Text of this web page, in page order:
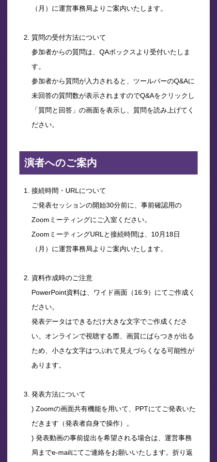
（月）に運営事務局よりご案内いたします。
質問の受付方法について
参加者からの質問は、QAボックスより受付いたしま
す。
参加者から質問が入力されると、ツールバーのQ&Aに
未回答の質問数が表示されますのでQ&Aをクリックし
「質問と回答」の画面を表示し、質問を読み上げてく
ださい。
演者へのご案内
接続時間・URLについて
ご発表セッションの開始30分前に、事前確認用の
Zoomミーティングにご入室ください。
ZoomミーティングURLと接続時間は、10月18日
（月）に運営事務局よりご案内いたします。
資料作成時のご注意
PowerPoint資料は、ワイド画面（16:9）にてご作成く
ださい。
発表データはできるだけ大きな文字でご作成くださ
い。オンラインで視聴する際、画質にばらつきが出る
ため、小さな文字はつぶれて見えづらくなる可能性が
あります。
発表方法について
Zoomの画面共有機能を用いて、PPTにてご発表いた
だきます（発表者自身で操作）。
発表動画の事前提出を希望される場合は、運営事務
局までe-mailにてご連絡をお願いいたします。折り返